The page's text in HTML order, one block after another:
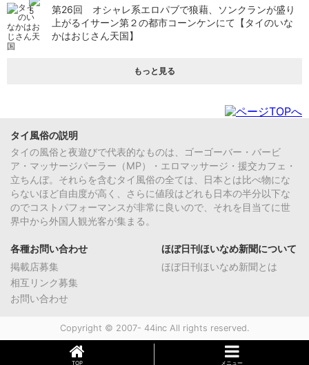
TOP メニュー
第26回 オシャレ系エロパブで狼藉、ソンクランが盛り
上がるイサーン第２の都市コーンケンにて【タイのいな
かはおじさん天国】
もっと見る
タイ風俗の説明
タイの風俗と夜遊びで代表的なものは、ゴーゴーバー・バービ
ア・マッサージパーラー（MP）・エロマッサージ・援交カフェ・
立ちんぼ。それらを含むタイ風俗の全ては、日本とは比べ物にな
らないほど自由度が高く、さらに値段はどれも日本の半分以下な
のでコストパフォーマンスが非常に良いので、それを目当てに世
界中から外国人観光客が集まる。
各種お問い合わせ
掲載店募集
相互リンク募集
お問い合わせ
ほぼ日刊ほいなめ新聞について
ほぼ日刊ほいなめ新聞とは
Copyright © 2007- 44inc All rights reserved.